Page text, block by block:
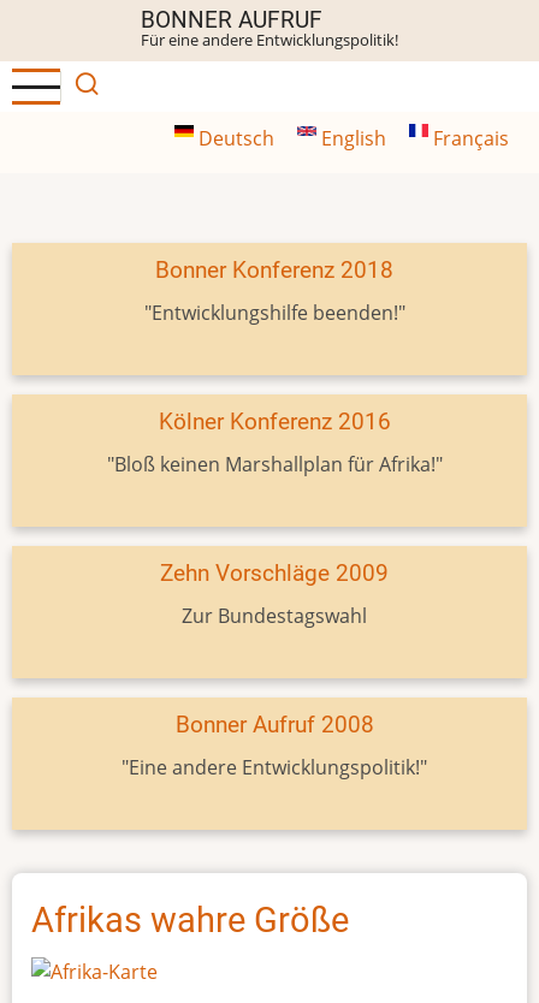
Inhalt
BONNER AUFRUF
Für eine andere Entwicklungspolitik!
Deutsch English Français
Bonner Konferenz 2018
"Entwicklungshilfe beenden!"
Kölner Konferenz 2016
"Bloß keinen Marshallplan für Afrika!"
Zehn Vorschläge 2009
Zur Bundestagswahl
Bonner Aufruf 2008
"Eine andere Entwicklungspolitik!"
Afrikas wahre Größe